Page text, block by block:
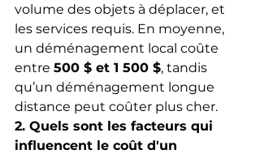
volume des objets à déplacer, et
les services requis. En moyenne,
un déménagement local coûte
entre 500 $ et 1 500 $, tandis
qu’un déménagement longue
distance peut coûter plus cher.
2. Quels sont les facteurs qui
influencent le coût d'un